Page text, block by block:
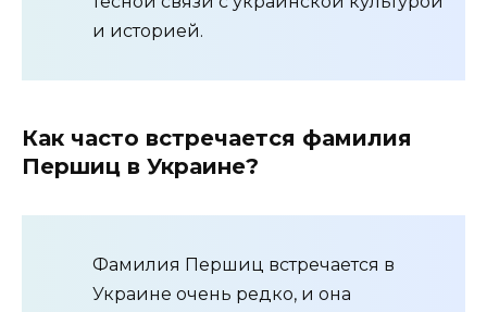
и историей.
Как часто встречается фамилия
Першиц в Украине?
Фамилия Першиц встречается в
Украине очень редко, и она